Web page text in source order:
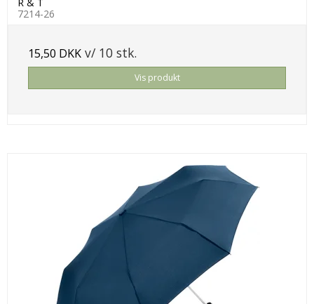
7214-26
15,50 DKK v/ 10 stk.
Vis produkt